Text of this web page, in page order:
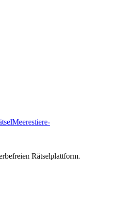
Meerestiere-
Rätselplattform.